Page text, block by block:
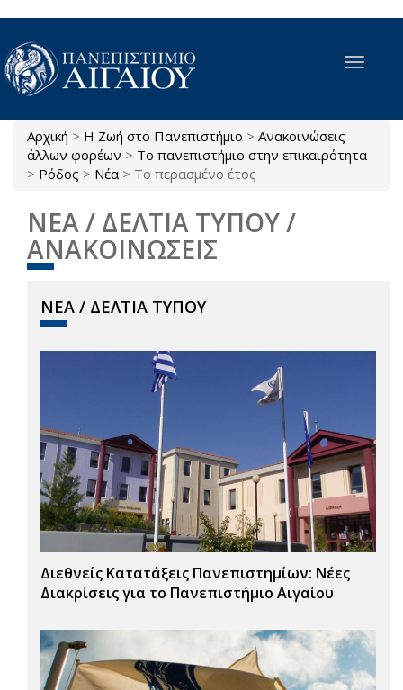
Παράκαμψη προς το κυρίως περιεχόμενο
Toggle
Είστε εδώ
Αρχική > Η Ζωή στο Πανεπιστήμιο > Ανακοινώσεις
άλλων φορέων > Το πανεπιστήμιο στην επικαιρότητα
> Ρόδος > Νέα > Το περασμένο έτος
ΝΕΑ / ΔΕΛΤΙΑ ΤΥΠΟΥ /
ΑΝΑΚΟΙΝΩΣΕΙΣ
ΝΕΑ / ΔΕΛΤΙΑ ΤΥΠΟΥ
Διεθνείς Κατατάξεις Πανεπιστημίων: Νέες
Διακρίσεις για το Πανεπιστήμιο Αιγαίου